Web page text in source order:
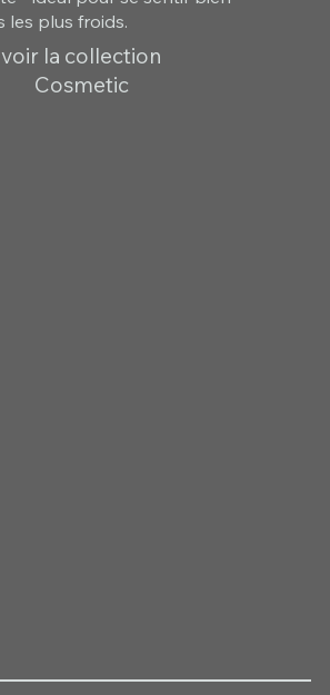
les plus froids.
voir la collection
Cosmetic